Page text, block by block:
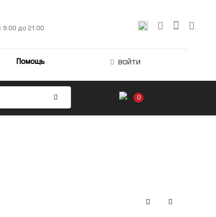
9:00 до 21:00
Помощь ВОЙТИ
0